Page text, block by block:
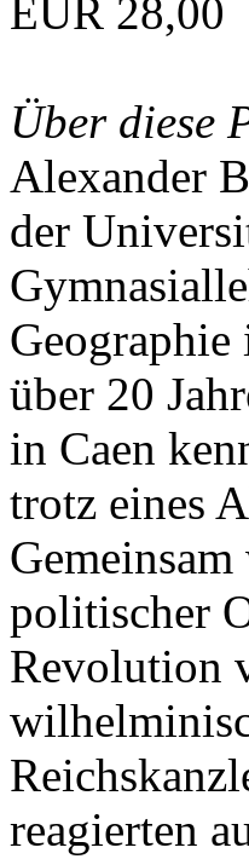
EUR 28,00
Über diese
Alexander
der
Geographie
über 20
in Caen
trotz eines
politischer
Revolution
reagierten